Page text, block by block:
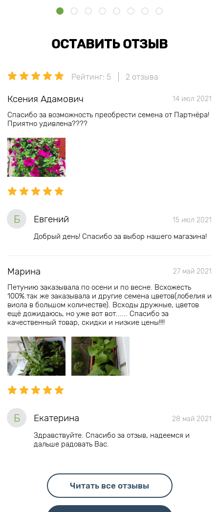
ОСТАВИТЬ ОТЗЫВ
Рейтинг: 5 2 отзыва
Ксения Адамович 14 июл 2021
Спасибо за возможность преобрести семена от Партнёра!
Приятно удивлена????
Б Евгений 15 июл 2021
Добрый день! Спасибо за выбор нашего магазина!
Марина 27 май 2021
Петунию заказывала по осени и по весне. Всхожесть
100%.так же заказывала и другие семена цветов(лобелия и
виола в большом количестве). Всходы дружные, цветов
ещё дожидаюсь, но уже вот вот...... Спасибо за
качественный товар, скидки и низкие цены!!!!
Б Екатерина 28 май 2021
Здравствуйте. Спасибо за отзыв, надеемся и
дальше радовать Вас.
Читать все отзывы